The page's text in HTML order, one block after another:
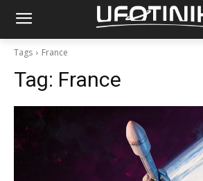
Tags France
Tag: France